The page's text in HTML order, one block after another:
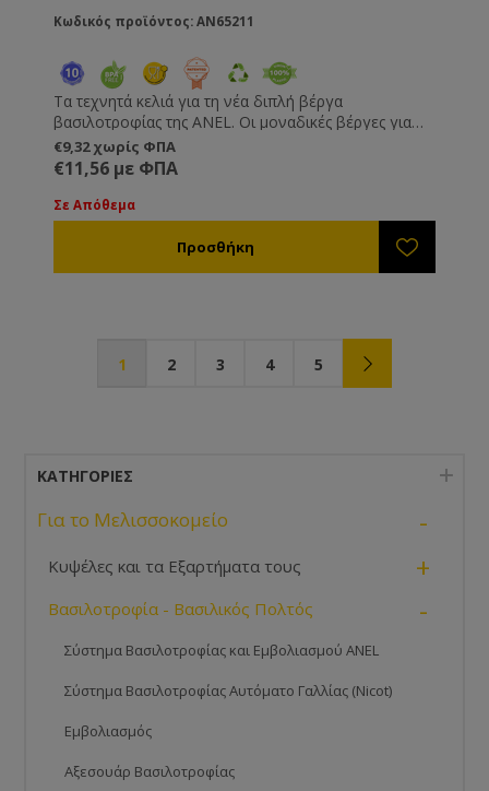
Κωδικός προϊόντος: AN65211
Τα τεχνητά κελιά για τη νέα διπλή βέργα
βασιλοτροφίας της ANEL. Οι μοναδικές βέργες για
βασιλοτροφία και βασιλικό πολτό με επιλογή
αριθμού κελιών - 13 κελιά για βασιλοτροφία, 20
κελιά για βασιλικό πολτό. Με ευκολόχρηστα κελιά
και προστάτες κελιών με πορτάκι ώστε να είναι
κατάλληλοι και για μεταφορά/εισαγωγή βασίλισσας.
€9,32 χωρίς ΦΠΑ
€11,56 με ΦΠΑ
Σε Απόθεμα
1 2 3 4 5
ΚΑΤΗΓΟΡΊΕΣ
Για το Μελισσοκομείο -
Κυψέλες και τα Εξαρτήματα τους +
Βασιλοτροφία - Βασιλικός Πολτός -
Σύστημα Βασιλοτροφίας και Εμβολιασμού ANEL
Σύστημα Βασιλοτροφίας Αυτόματο Γαλλίας (Nicot)
Εμβολιασμός
Αξεσουάρ Βασιλοτροφίας